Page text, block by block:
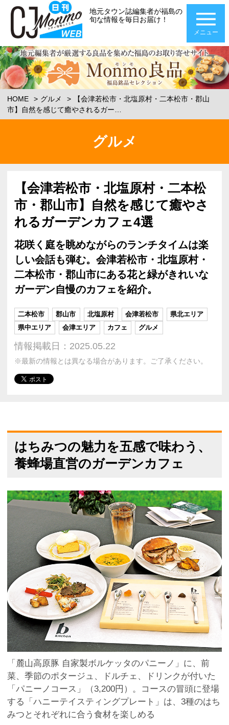
地元タウン誌編集者が福島の
旬な情報を毎日お届け！
メニュー
HOME グルメ
【会津若松市・北塩原村・二本松市・郡山
市】自然を感じて癒やされるガー…
グルメ
【会津若松市・北塩原村・二本松
市・郡山市】自然を感じて癒やさ
れるガーデンカフェ4選
花咲く庭を眺めながらのランチタイムは楽
しい会話も弾む。会津若松市・北塩原村・
二本松市・郡山市にある花と緑がきれいな
ガーデン自慢のカフェを紹介。
二本松市 郡山市 北塩原村 会津若松市
県北エリア
県中エリア
会津エリア カフェ グルメ
情報掲載日：2025.05.22
※最新の情報とは異なる場合があります。ご了承ください。
はちみつの魅力を五感で味わう、
養蜂場直営のガーデンカフェ
「麓山高原豚 自家製ボルケッタのパニーノ」に、前
菜、季節のポタージュ、ドルチェ、ドリンクが付いた
「パニーノコース」（3,200円）。コースの冒頭に登場
する「ハニーテイスティングプレート」は、3種のはち
みつとそれぞれに合う食材を楽しめる